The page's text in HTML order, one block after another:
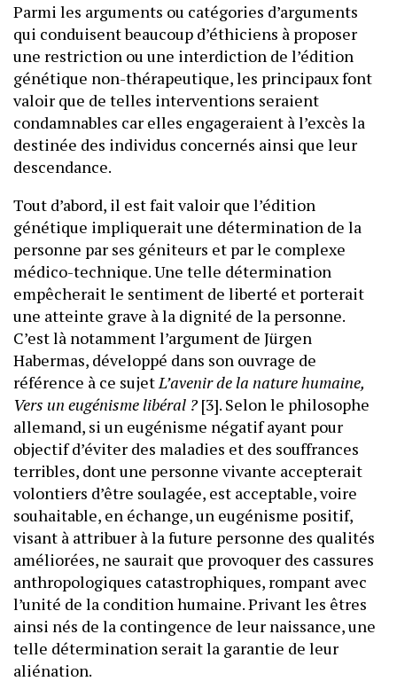
Parmi les arguments ou catégories d’arguments
qui conduisent beaucoup d’éthiciens à proposer
une restriction ou une interdiction de l’édition
génétique non-thérapeutique, les principaux font
valoir que de telles interventions seraient
condamnables car elles engageraient à l’excès la
destinée des individus concernés ainsi que leur
descendance.
Tout d’abord, il est fait valoir que l’édition
génétique impliquerait une détermination de la
personne par ses géniteurs et par le complexe
médico-technique. Une telle détermination
empêcherait le sentiment de liberté et porterait
une atteinte grave à la dignité de la personne.
C’est là notamment l’argument de Jürgen
Habermas, développé dans son ouvrage de
référence à ce sujetL’avenir de la nature humaine,
Vers un eugénisme libéral ? [3]. Selon le philosophe
allemand, si un eugénisme négatif ayant pour
objectif d’éviter des maladies et des souffrances
terribles, dont une personne vivante accepterait
volontiers d’être soulagée, est acceptable, voire
souhaitable, en échange, un eugénisme positif,
visant à attribuer à la future personne des qualités
améliorées, ne saurait que provoquer des cassures
anthropologiques catastrophiques, rompant avec
l’unité de la condition humaine. Privant les êtres
ainsi nés de la contingence de leur naissance, une
telle détermination serait la garantie de leur
aliénation.